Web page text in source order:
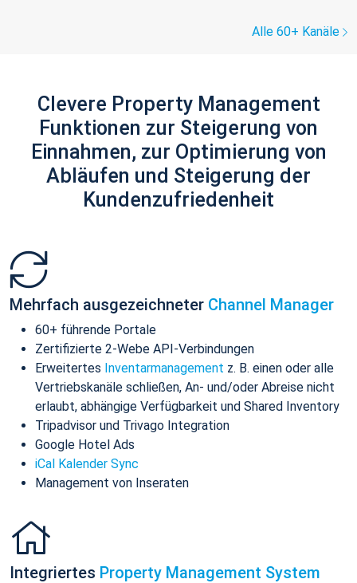
Alle 60+ Kanäle
Clevere Property Management
Funktionen zur Steigerung von
Einnahmen, zur Optimierung von
Abläufen und Steigerung der
Kundenzufriedenheit
Mehrfach ausgezeichneter Channel Manager
60+ führende Portale
Zertifizierte 2-Webe API-Verbindungen
Erweitertes Inventarmanagement z. B. einen oder alle
Vertriebskanäle schließen, An- und/oder Abreise nicht
erlaubt, abhängige Verfügbarkeit und Shared Inventory
Tripadvisor und Trivago Integration
Google Hotel Ads
iCal Kalender Sync
Management von Inseraten
Integriertes Property Management System